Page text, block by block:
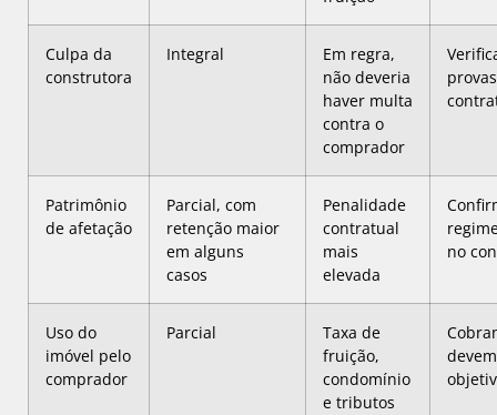
Culpa da
construtora
Integral
Em regra,
não deveria
haver multa
contra o
comprador
Patrimônio
de afetação
Parcial, com
retenção maior
em alguns
casos
Penalidade
contratual
mais
elevada
no
Uso do
imóvel pelo
comprador
Parcial
Taxa de
fruição,
condomínio
e tributos